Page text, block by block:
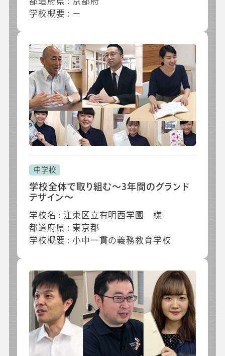
学校概要 : －
中学校
学校全体で取り組む～3年間のグランド
デザイン～
学校名 : 江東区立有明西学園 様
都道府県 : 東京都
学校概要 : 小中一貫の義務教育学校